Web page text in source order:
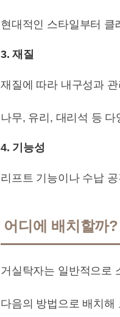
현대적인 스타일부터 클
3. 재질
재질에 따라 내구성과
나무, 유리, 대리석 등
4. 기능성
리프트 기능이나 수납
어디에 배치할까?
거실탁자는 일반적으로
다음의 방법으로 배치해